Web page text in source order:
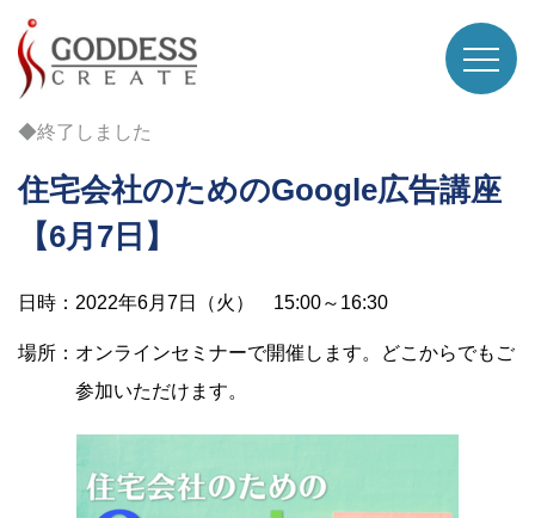
◆終了しました
住宅会社のためのGoogle広告講座
【6月7日】
日時：2022年6月7日（火） 15:00～16:30
場所：オンラインセミナーで開催します。どこからでもご
参加いただけます。